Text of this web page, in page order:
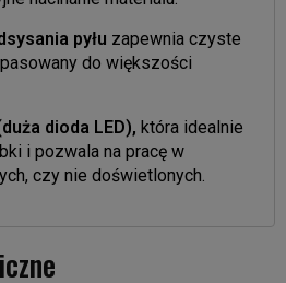
pyłu zapewnia czyste
do większości
dioda LED), która idealnie
i pozwala na pracę w
czy nie doświetlonych.